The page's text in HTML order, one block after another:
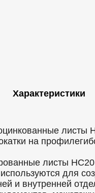
Характеристики
листы
на
листы
для
и внутренней